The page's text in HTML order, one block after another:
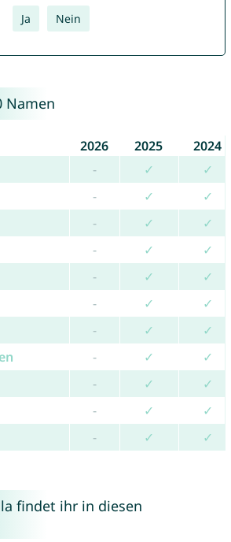
Ja Nein
Namen
2026 2025
2024
- ✓
✓
- ✓
✓
- ✓
✓
- ✓
✓
- ✓
✓
- ✓
✓
- ✓
✓
- ✓
✓
- ✓
✓
- ✓
✓
- ✓ ✓
findet ihr in diesen